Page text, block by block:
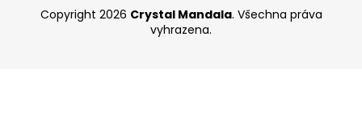
Copyright 2026 Crystal Mandala. Všechna práva
vyhrazena.